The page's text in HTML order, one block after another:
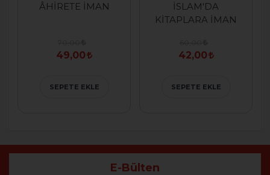
ÂHİRETE İMAN
49,00
SEPETE EKLE
İSLAM'DA
KİTAPLARA İMAN
42,00
SEPETE EKLE
E-Bülten